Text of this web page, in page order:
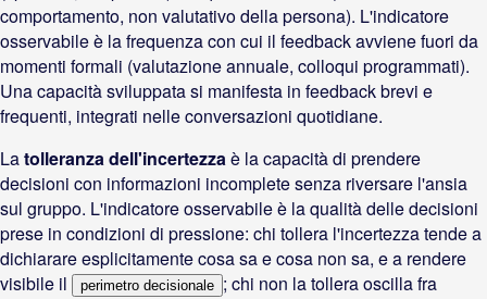
comportamento, non valutativo della persona). L'indicatore
osservabile è la frequenza con cui il feedback avviene fuori da
momenti formali (valutazione annuale, colloqui programmati).
Una capacità sviluppata si manifesta in feedback brevi e
frequenti, integrati nelle conversazioni quotidiane.
Latolleranza dell'incertezza è la capacità di prendere
decisioni con informazioni incomplete senza riversare l'ansia
sul gruppo. L'indicatore osservabile è la qualità delle decisioni
prese in condizioni di pressione: chi tollera l'incertezza tende a
dichiarare esplicitamente cosa sa e cosa non sa, e a rendere
visibile il
perimetro decisionale ; chi non la tollera oscilla fra